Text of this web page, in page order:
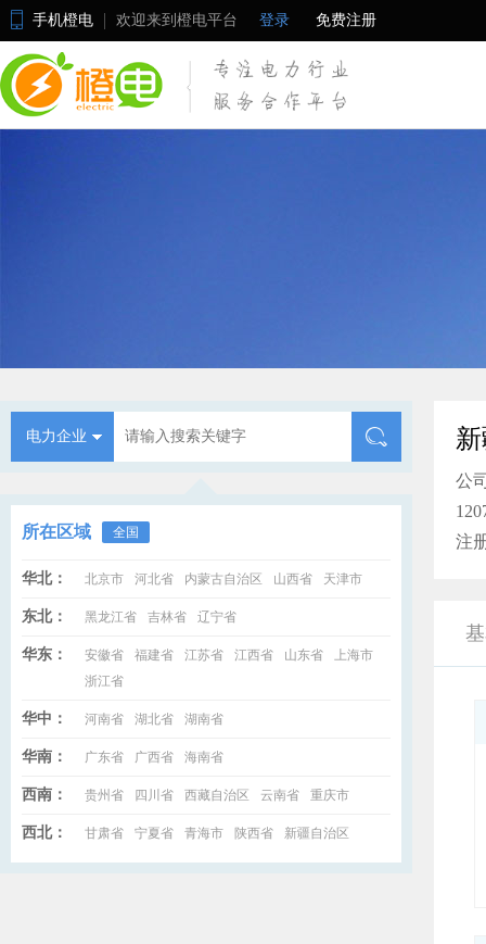
手机橙电 欢迎来到橙电平台 登录 免费注册
电力企业
所在区域 全国
华北： 北京市 河北省 内蒙古自治区 山西省 天津市
东北： 黑龙江省 吉林省 辽宁省
华东： 安徽省 福建省 江苏省 江西省 山东省
上海市
浙江省
华中： 河南省 湖北省 湖南省
华南： 广东省 广西省 海南省
西南： 贵州省 四川省 西藏自治区 云南省 重庆市
西北： 甘肃省 宁夏省 青海市 陕西省 新疆自治区
公
注